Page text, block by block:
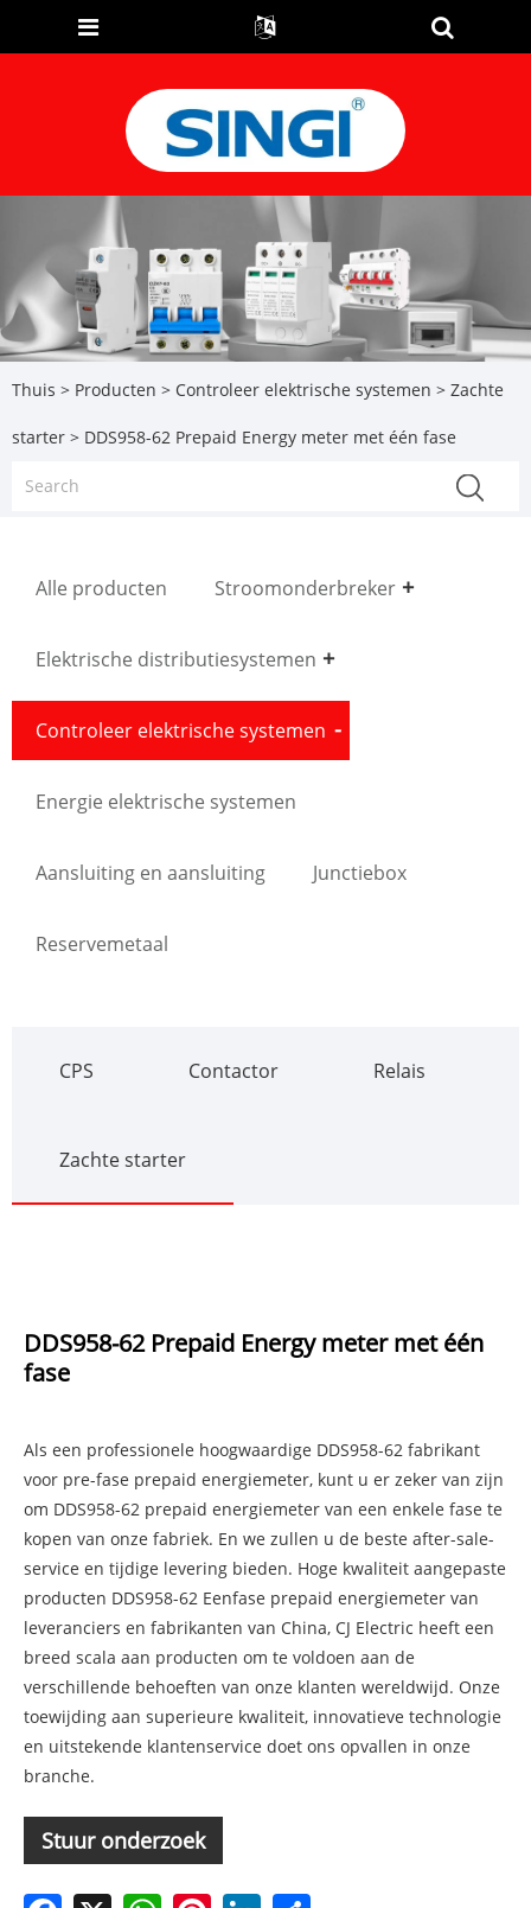
Thuis > Producten > Controleer elektrische systemen > Zachte
starter > DDS958-62 Prepaid Energy meter met één fase
Alle producten Stroomonderbreker
Elektrische distributiesystemen
Controleer elektrische systemen
Energie elektrische systemen
Aansluiting en aansluiting Junctiebox
Reservemetaal
CPS Contactor Relais
Zachte starter
DDS958-62 Prepaid Energy meter met één
fase
Als een professionele hoogwaardige DDS958-62 fabrikant
voor pre-fase prepaid energiemeter, kunt u er zeker van zijn
om DDS958-62 prepaid energiemeter van een enkele fase te
kopen van onze fabriek. En we zullen u de beste after-sale-
service en tijdige levering bieden. Hoge kwaliteit aangepaste
producten DDS958-62 Eenfase prepaid energiemeter van
leveranciers en fabrikanten van China, CJ Electric heeft een
breed scala aan producten om te voldoen aan de
verschillende behoeften van onze klanten wereldwijd. Onze
toewijding aan superieure kwaliteit, innovatieve technologie
en uitstekende klantenservice doet ons opvallen in onze
branche.
Stuur onderzoek
Facebook WhatsAppPinterestLinkedIn